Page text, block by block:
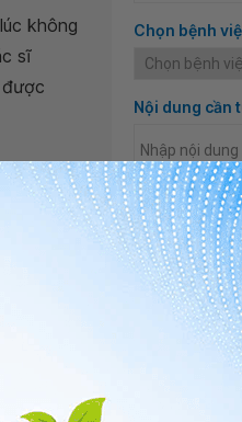
không
sĩ
Đà
Chọn bệnh
Nội dung cần
Tôi đã đọc
cá nhân của
DLCN của
DLCN. *